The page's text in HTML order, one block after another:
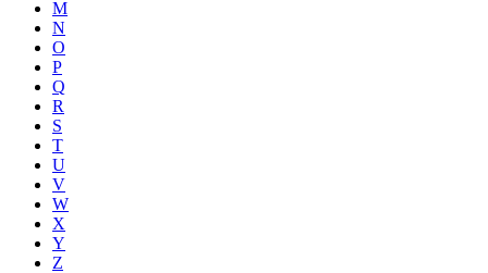
M
N
O
P
Q
R
S
T
U
V
W
X
Y
Z